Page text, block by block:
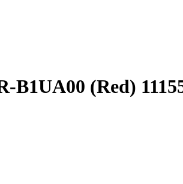
B1UA00 (Red)